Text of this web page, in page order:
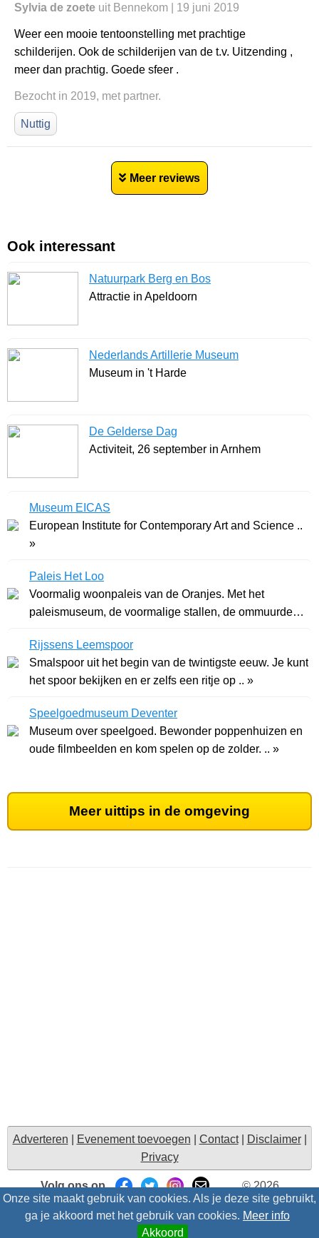
Onze site maakt gebruik van cookies. Als je deze site gebruikt,
ga je akkoord met het gebruik van cookies. Meer info
Akkoord
Sylvia de zoete uit Bennekom | 19 juni 2019
Weer een mooie tentoonstelling met prachtige
schilderijen. Ook de schilderijen van de t.v. Uitzending ,
meer dan prachtig. Goede sfeer .
Bezocht in 2019, met partner.
Nuttig
Meer reviews
Ook interessant
Natuurpark Berg en Bos
Attractie in Apeldoorn
Nederlands Artillerie Museum
Museum in 't Harde
De Gelderse Dag
Activiteit, 26 september in Arnhem
Museum EICAS
European Institute for Contemporary Art and Science ..
»
Paleis Het Loo
Voormalig woonpaleis van de Oranjes. Met het
paleismuseum, de voormalige stallen, de ommuurde
Rijssens Leemspoor
Smalspoor uit het begin van de twintigste eeuw. Je kunt
het spoor bekijken en er zelfs een ritje op .. »
Speelgoedmuseum Deventer
Museum over speelgoed. Bewonder poppenhuizen en
oude filmbeelden en kom spelen op de zolder. .. »
Meer uittips in de omgeving
Adverteren Evenement toevoegen Contact| Disclaimer|
Privacy
Volg ons op
© 2026
Uitzinnig.nl/intris- Alle rechten voorbehouden | Suggesties